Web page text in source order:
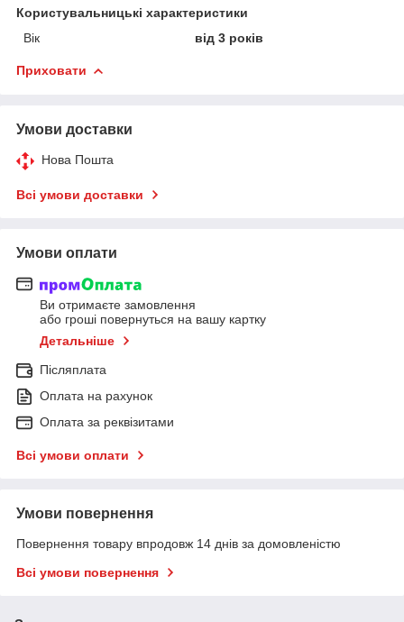
Користувальницькі характеристики
Вік
від 3 років
Приховати
Умови доставки
Нова Пошта
Всі умови доставки
Умови оплати
Ви отримаєте замовлення
або гроші повернуться на вашу картку
Детальніше
Післяплата
Оплата на рахунок
Оплата за реквізитами
Всі умови оплати
Умови повернення
Повернення товару впродовж 14 днів за домовленістю
Всі умови повернення